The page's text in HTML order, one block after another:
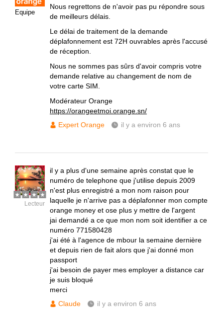
Equipe
Nous regrettons de n'avoir pas pu répondre sous
de meilleurs délais.
Le délai de traitement de la demande
déplafonnement est 72H ouvrables après l'accusé
de réception.
Nous ne sommes pas sûrs d'avoir compris votre
demande relative au changement de nom de
votre carte SIM.
Modérateur Orange
https://orangeetmoi.orange.sn/
Expert Orange
il y a environ 6 ans
Lecteur
il y a plus d'une semaine après constat que le
numéro de telephone que j'utilise depuis 2009
n'est plus enregistré a mon nom raison pour
laquelle je n'arrive pas a déplafonner mon compte
orange money et ose plus y mettre de l'argent
jai demandé a ce que mon nom soit identifier a ce
numéro 771580428
j'ai été à l'agence de mbour la semaine dernière
et depuis rien de fait alors que j'ai donné mon
passport
j'ai besoin de payer mes employer a distance car
je suis bloqué
merci
Claude
il y a environ 6 ans